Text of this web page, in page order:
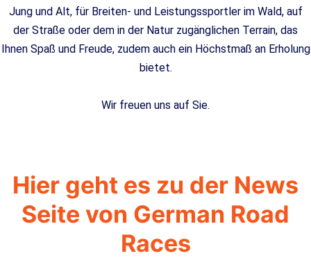
Jung und Alt, für Breiten- und Leistungssportler im Wald, auf
der Straße oder dem in der Natur zugänglichen Terrain, das
Ihnen Spaß und Freude, zudem auch ein Höchstmaß an Erholung
bietet.
Wir freuen uns auf Sie.
Hier geht es zu der News
Seite von German Road
Races